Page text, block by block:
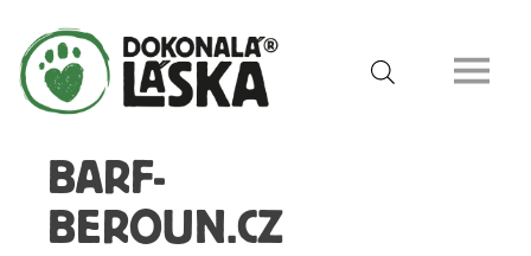
BARF-
BEROUN.CZ